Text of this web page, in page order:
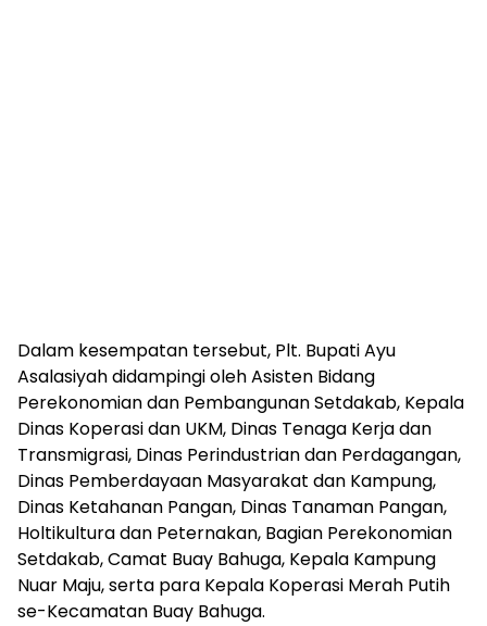
Dalam kesempatan tersebut, Plt. Bupati Ayu
Asalasiyah didampingi oleh Asisten Bidang
Perekonomian dan Pembangunan Setdakab, Kepala
Dinas Koperasi dan UKM, Dinas Tenaga Kerja dan
Transmigrasi, Dinas Perindustrian dan Perdagangan,
Dinas Pemberdayaan Masyarakat dan Kampung,
Dinas Ketahanan Pangan, Dinas Tanaman Pangan,
Holtikultura dan Peternakan, Bagian Perekonomian
Setdakab, Camat Buay Bahuga, Kepala Kampung
Nuar Maju, serta para Kepala Koperasi Merah Putih
se-Kecamatan Buay Bahuga.